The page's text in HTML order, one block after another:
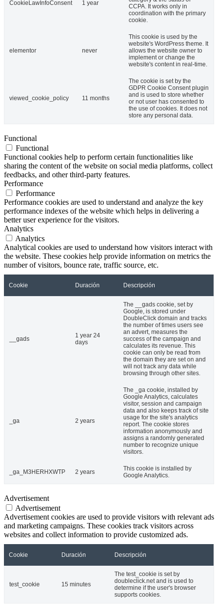
CookieLawInfoConsent 1 year
CCPA. It works only in
coordination with the primary
cookie.
elementor never
This cookie is used by the
website's WordPress theme. It
allows the website owner to
implement or change the
website's content in real-time.
viewed_cookie_policy 11 months
The cookie is set by the
GDPR Cookie Consent plugin
and is used to store whether
or not user has consented to
the use of cookies. It does not
store any personal data.
Functional
Functional
Functional cookies help to perform certain functionalities like
sharing the content of the website on social media platforms, collect
feedbacks, and other third-party features.
Performance
Performance
Performance cookies are used to understand and analyze the key
performance indexes of the website which helps in delivering a
better user experience for the visitors.
Analytics
Analytics
Analytical cookies are used to understand how visitors interact with
the website. These cookies help provide information on metrics the
number of visitors, bounce rate, traffic source, etc.
Cookie Duración Descripción
__gads
1 year 24
days
The __gads cookie, set by
Google, is stored under
DoubleClick domain and tracks
the number of times users see
an advert, measures the
success of the campaign and
calculates its revenue. This
cookie can only be read from
the domain they are set on and
will not track any data while
browsing through other sites.
_ga 2 years
The _ga cookie, installed by
Google Analytics, calculates
visitor, session and campaign
data and also keeps track of site
usage for the site's analytics
report. The cookie stores
information anonymously and
assigns a randomly generated
number to recognize unique
visitors.
_ga_M3HERHXWTP 2 years
This cookie is installed by
Google Analytics.
Advertisement
Advertisement
Advertisement cookies are used to provide visitors with relevant ads
and marketing campaigns. These cookies track visitors across
websites and collect information to provide customized ads.
Cookie Duración Descripción
test_cookie 15 minutes
The test_cookie is set by
doubleclick.net and is used to
determine if the user's browser
supports cookies.